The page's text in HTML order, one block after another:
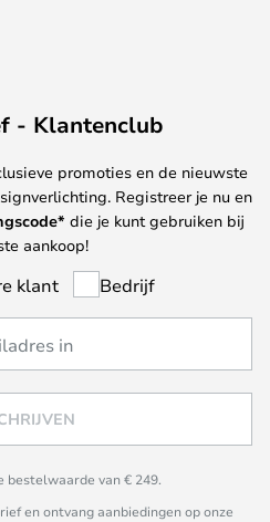
- Klantenclub
promoties en de nieuwste
Registreer je nu en
die je kunt gebruiken bij
aankoop!
klant Bedrijf
bestelwaarde van € 249.
en ontvang aanbiedingen op onze